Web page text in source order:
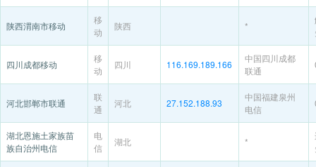
陕西渭南市移动
移
动
陕西 *
四川成都移动
移
动
四川 116.169.189.166
中国四川成都
联通
河北邯郸市联通
联
通
河北 27.152.188.93
中国福建泉州
电信
湖北恩施土家族苗
族自治州电信
电
信
湖北 *